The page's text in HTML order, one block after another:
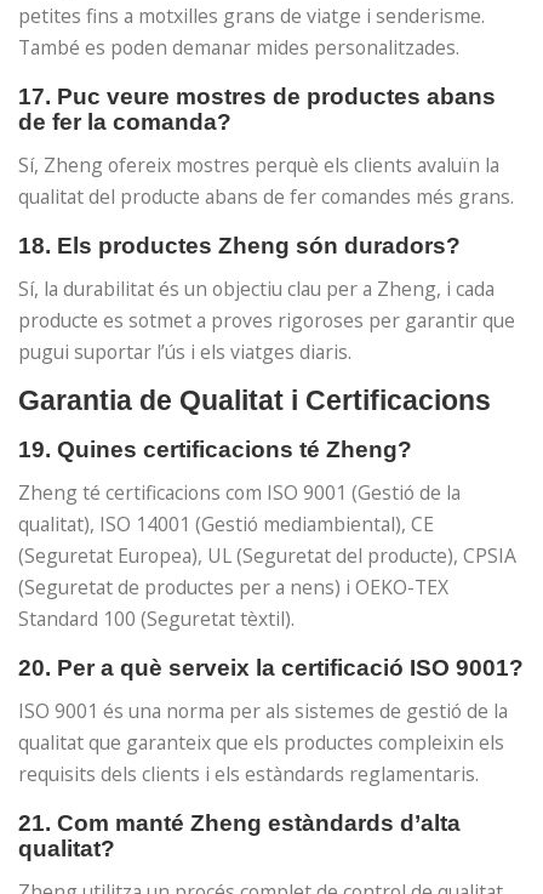
petites fins a motxilles grans de viatge i senderisme.
També es poden demanar mides personalitzades.
17. Puc veure mostres de productes abans
de fer la comanda?
Sí, Zheng ofereix mostres perquè els clients avaluïn la
qualitat del producte abans de fer comandes més grans.
18. Els productes Zheng són duradors?
Sí, la durabilitat és un objectiu clau per a Zheng, i cada
producte es sotmet a proves rigoroses per garantir que
pugui suportar l’ús i els viatges diaris.
Garantia de Qualitat i Certificacions
19. Quines certificacions té Zheng?
Zheng té certificacions com ISO 9001 (Gestió de la
qualitat), ISO 14001 (Gestió mediambiental), CE
(Seguretat Europea), UL (Seguretat del producte), CPSIA
(Seguretat de productes per a nens) i OEKO-TEX
Standard 100 (Seguretat tèxtil).
20. Per a què serveix la certificació ISO 9001?
ISO 9001 és una norma per als sistemes de gestió de la
qualitat que garanteix que els productes compleixin els
requisits dels clients i els estàndards reglamentaris.
21. Com manté Zheng estàndards d’alta
qualitat?